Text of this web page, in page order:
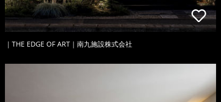
｜THE EDGE OF ART｜南九施設株式会社